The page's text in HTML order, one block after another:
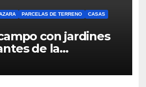
PARCELAS DE TERRENO
CASAS
con jardines
de la